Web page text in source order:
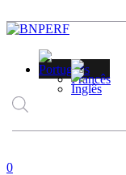
to
content
Close
account
0